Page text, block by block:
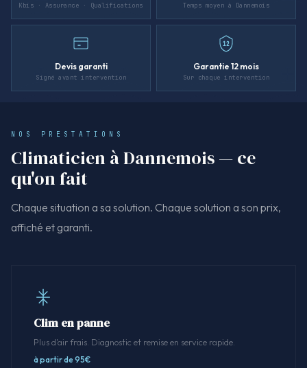
Kbis · Assurance · Qualifications Temps moyen à Dannemois
Devis garanti
Signé avant intervention
12
Garantie 12 mois
Sur chaque intervention
NOS PRESTATIONS
Climaticien à Dannemois — ce
qu'on fait
Chaque situation a sa solution. Chaque solution a son prix,
affiché et garanti.
Clim en panne
Plus d'air frais. Diagnostic et remise en service rapide.
à partir de 95€